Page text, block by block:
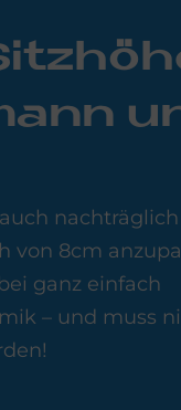
von 8cm
ganz einfach
– und muss